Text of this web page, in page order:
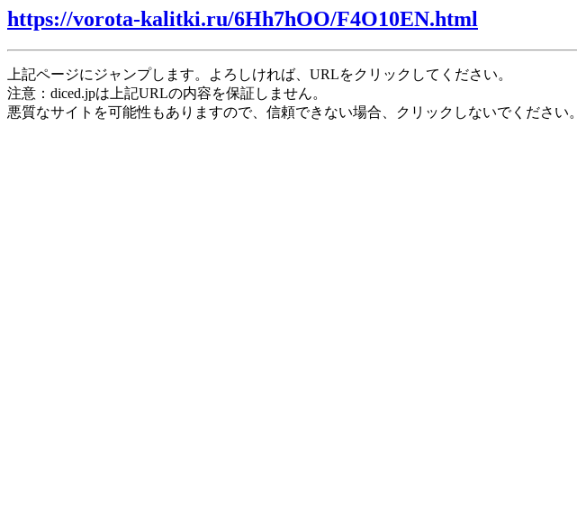
https://vorota-kalitki.ru/6Hh7hOO/F4O10EN.html
上記ページにジャンプします。よろしければ、URLをクリックしてください。
注意：diced.jpは上記URLの内容を保証しません。
悪質なサイトを可能性もありますので、信頼できない場合、クリックしないでください。